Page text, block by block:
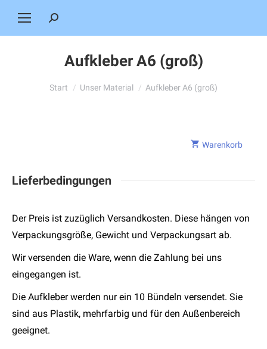
Search:
Aufkleber A6 (groß)
Sie befinden sich hier:
Start Unser Material Aufkleber A6 (groß)
Warenkorb
Lieferbedingungen
Der Preis ist zuzüglich Versandkosten. Diese hängen von
Verpackungsgröße, Gewicht und Verpackungsart ab.
Wir versenden die Ware, wenn die Zahlung bei uns
eingegangen ist.
Die Aufkleber werden nur ein 10 Bündeln versendet. Sie
sind aus Plastik, mehrfarbig und für den Außenbereich
geeignet.